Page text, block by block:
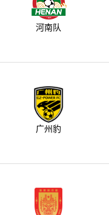
河南队
广州豹